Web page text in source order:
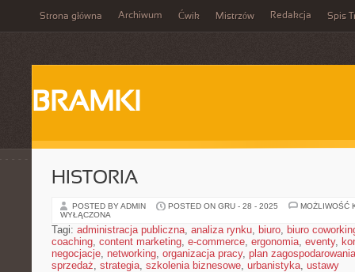
Strona główna Archiwum Ćwik Mistrzów Redakcja Spis
BRAMKI
HISTORIA
POSTED BY ADMIN POSTED ON GRU - 28 - 2025
MOŻLIWOŚĆ
WYŁĄCZONA
Tagi: administracja publiczna, analiza rynku, biuro, biuro
coaching, content marketing, e-commerce, ergonomia, eventy,
negocjacje, networking, organizacja pracy, plan zagospodarowania
sprzedaż, strategia, szkolenia biznesowe, urbanistyka, ustawy